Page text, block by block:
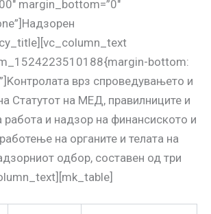
margin_bottom=”0″
bottom:
врз спроведувањето и
Статутот на МЕД, правилниците и
работа и надзор на финансиското и
на органите и телата на
одбор, составен од три